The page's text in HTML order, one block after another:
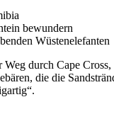
bewundern
Wüstenelefanten
durch Cape
die die